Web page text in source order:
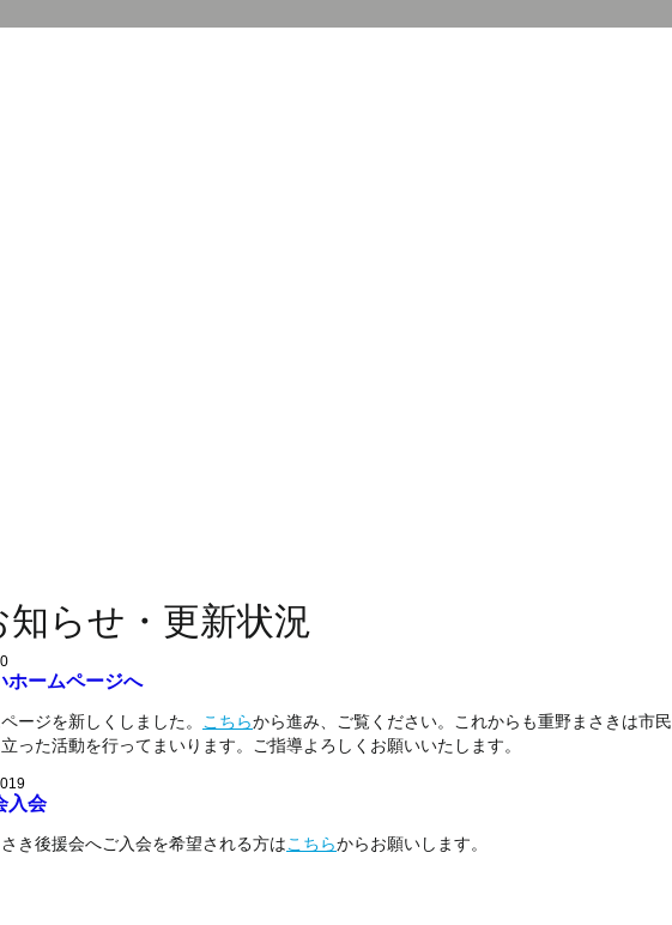
知らせ・更新状況
ホームページへ
ージを新しくしました。 こちらから進み、ご覧ください。これからも重野まさきは市民
った活動を行ってまいります。ご指導よろしくお願いいたします。
入会
き後援会へご入会を希望される方はこちらからお願いします。